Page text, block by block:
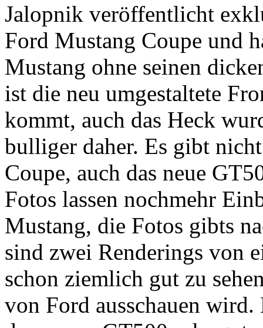
Jalopnik veröffentlicht
Ford Mustang Coupe und
Mustang ohne seinen
ist die neu umgestaltete
kommt, auch das Heck
bulliger daher. Es gibt
Coupe, auch das neue
Fotos lassen nochmehr
Mustang, die Fotos gibts
sind zwei Renderings von
schon ziemlich gut zu
von Ford ausschauen